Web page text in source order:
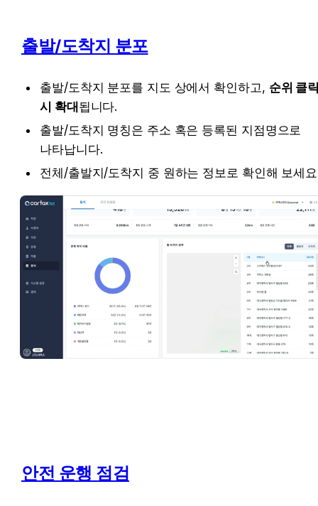
출발/도착지 분포
출발/도착지 분포를 지도 상에서 확인하고, 순위 클
시 확대 됩니다.
출발/도착지 명칭은 주소 혹은 등록된 지점명으로
나타납니다.
전체/출발지/도착지 중 원하는 정보로 확인해 보세
안전 운행 점검